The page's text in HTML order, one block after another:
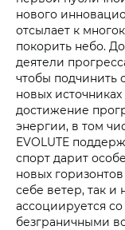
нового
отсылает к
покорить небо.
деятели
чтобы подчинить
новых
достижение
энергии, в том
EVOLUTE
спорт дарит
новых
себе ветер, так и
ассоциируется
безграничными